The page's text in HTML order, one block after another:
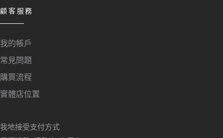
顧客服務
我的帳戶
常見問題
購買流程
實體店位置
我地接受支付方式